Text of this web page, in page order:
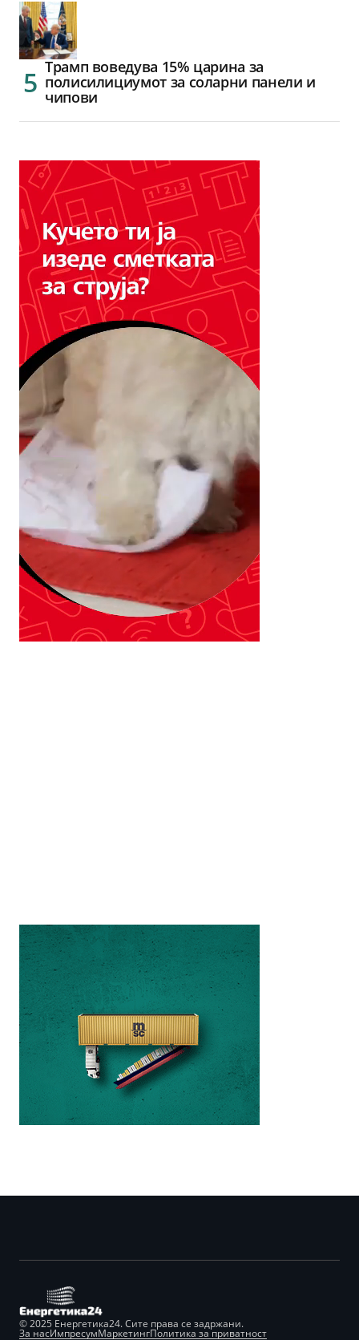
Трамп воведува 15% царина за
полисилициумот за соларни панели и
чипови
© 2025 Енергетика24. Сите права се задржани.
За насИмпресумМаркетингПолитика за приватност